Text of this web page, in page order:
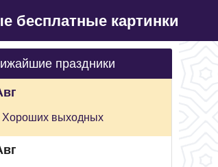
бесплатные картинки
праздники
Хороших выходных